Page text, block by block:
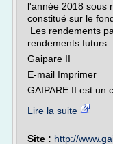
l'année 2018 sous
constitué sur le
Les rendements
rendements futurs.
Gaipare II
E-mail Imprimer
GAIPARE II est un
Lire la suite
Site : http://